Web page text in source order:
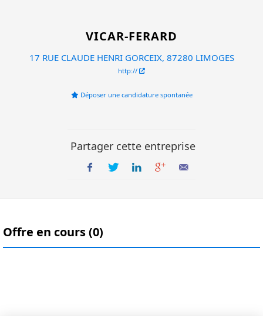
VICAR-FERARD
17 RUE CLAUDE HENRI GORCEIX, 87280 LIMOGES
http://
Déposer une candidature spontanée
Partager cette entreprise
Offre en cours (0)